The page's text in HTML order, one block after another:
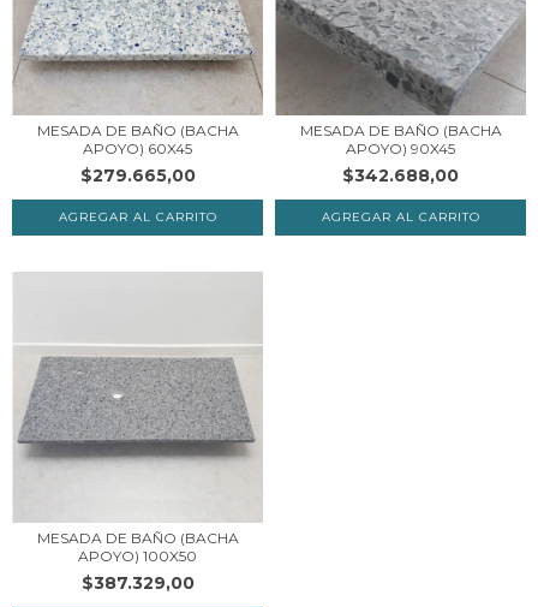
MESADA DE BAÑO (BACHA
APOYO) 60X45
$279.665,00
AGREGAR AL CARRITO
MESADA DE BAÑO (BACHA
APOYO) 90X45
$342.688,00
AGREGAR AL CARRITO
MESADA DE BAÑO (BACHA
APOYO) 100X50
$387.329,00